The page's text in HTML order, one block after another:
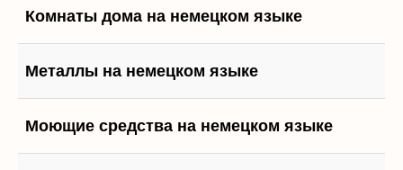
Комнаты дома на немецком языке
Металлы на немецком языке
Моющие средства на немецком языке